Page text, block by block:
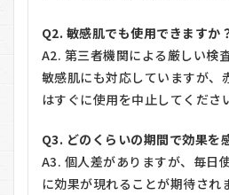
Q2. 敏感肌でも使用できますか
A2. 第三者機関による厳しい検
敏感肌にも対応していますが、
はすぐに使用を中止してくださ
Q3. どのくらいの期間で効果を
A3. 個人差がありますが、毎日
に効果が現れることが期待され